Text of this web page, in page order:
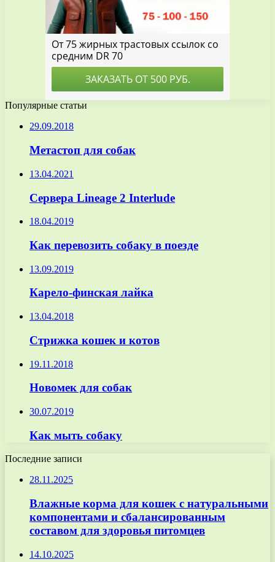
Популярные статьи
29.09.2018
Метастоп для собак
13.04.2021
Сервера Lineage 2 Interlude
18.04.2019
Как перевозить собаку в поезде
13.09.2019
Карело-финская лайка
13.04.2018
Стрижка кошек и котов
19.11.2018
Новомек для собак
30.07.2019
Как мыть собаку
Последние записи
28.11.2025
Влажные корма для кошек с натуральными
компонентами и сбалансированным
составом для здоровья питомцев
14.10.2025